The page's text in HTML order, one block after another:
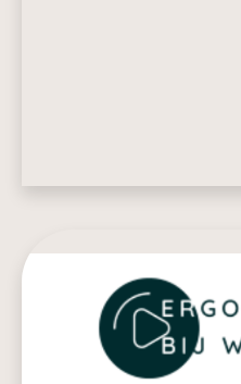
E-mailadres:
info@stichtingquestio.nl
Telefoonnummer:
06-38840277